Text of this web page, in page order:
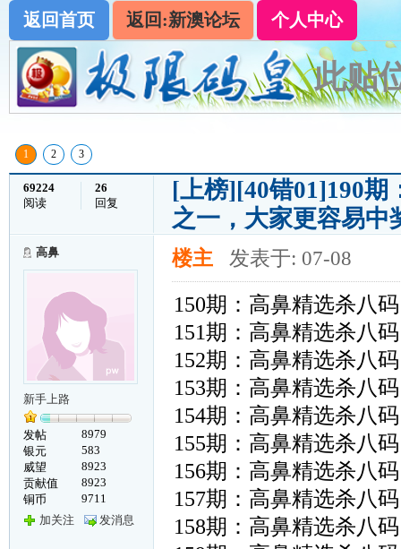
返回首页 返回:新澳论坛 个人中心
此贴
1 2 3
69224
阅读
26
回复
[上榜][40错01]190期
之一，大家更容易
高鼻
新手上路
发帖
8979
银元
583
威望
8923
贡献值
8923
铜币
9711
加关注
发消息
楼主 发表于: 07-08
150期：高鼻精选杀八
151期：高鼻精选杀八
152期：高鼻精选杀八
153期：高鼻精选杀八
154期：高鼻精选杀八
155期：高鼻精选杀八
156期：高鼻精选杀八
157期：高鼻精选杀八
158期：高鼻精选杀八